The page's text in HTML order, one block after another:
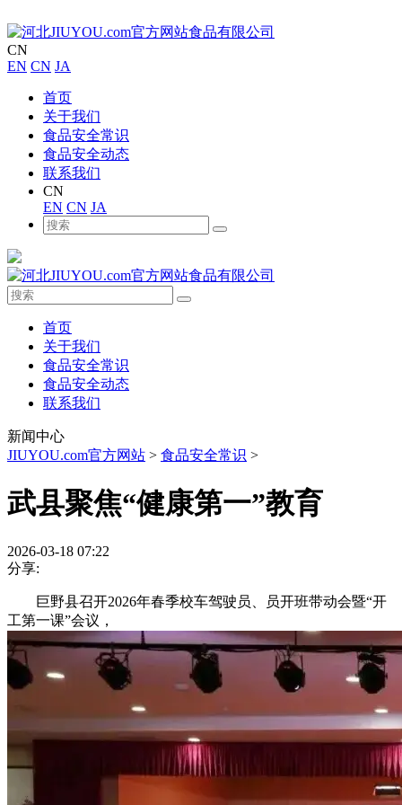
CN
EN CN JA
首页
关于我们
食品安全常识
食品安全动态
联系我们
CN
EN CN JA
首页
关于我们
食品安全常识
食品安全动态
联系我们
新闻中心
JIUYOU.com官方网站 > 食品安全常识 >
武县聚焦“健康第一”教育
2026-03-18 07:22
分享:
巨野县召开2026年春季校车驾驶员、员开班带动会暨“开
工第一课”会议，